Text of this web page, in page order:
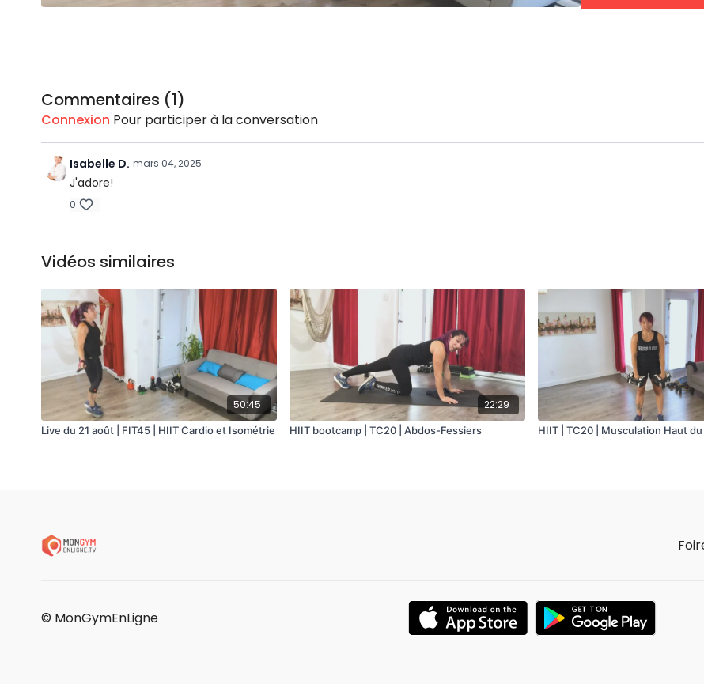
Tapis de sol
Commentaires (1)
Connexion Pour participer à la conversation
Isabelle D. mars 04, 2025
J'adore!
0
Vidéos similaires
50:45
Live du 21 août | FIT45 | HIIT Cardio et Isométrie
22:29
HIIT bootcamp | TC20 | Abdos-Fessiers HIIT | TC20 | Musculation Haut
© MonGymEnLigne